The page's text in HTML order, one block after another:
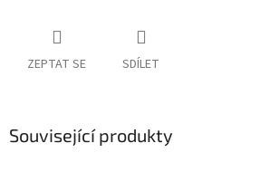
ZEPTAT SE SDÍLET
Související produkty